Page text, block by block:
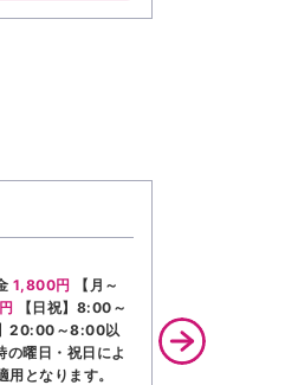
1,800円
【月～
【日祝】8:00～
】20:00～8:00以
曜日・祝日によ
となります。
20:00以内
最大料金